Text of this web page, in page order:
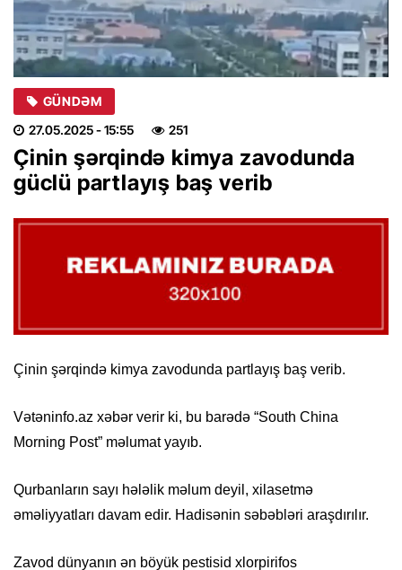
GÜNDƏM
27.05.2025- 15:55 251
Çinin şərqində kimya zavodunda
güclü partlayış baş verib
Çinin şərqində kimya zavodunda partlayış baş verib.
Vətəninfo.az xəbər verir ki, bu barədə “South China
Morning Post” məlumat yayıb.
Qurbanların sayı hələlik məlum deyil, xilasetmə
əməliyyatları davam edir. Hadisənin səbəbləri araşdırılır.
Zavod dünyanın ən böyük pestisid xlorpirifos